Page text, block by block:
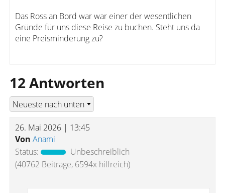
Das Ross an Bord war war einer der wesentlichen
Gründe für uns diese Reise zu buchen. Steht uns da
eine Preisminderung zu?
12 Antworten
26. Mai 2026 | 13:45
Von Anami
Status:
Unbeschreiblich
(40762 Beiträge, 6594x hilfreich)